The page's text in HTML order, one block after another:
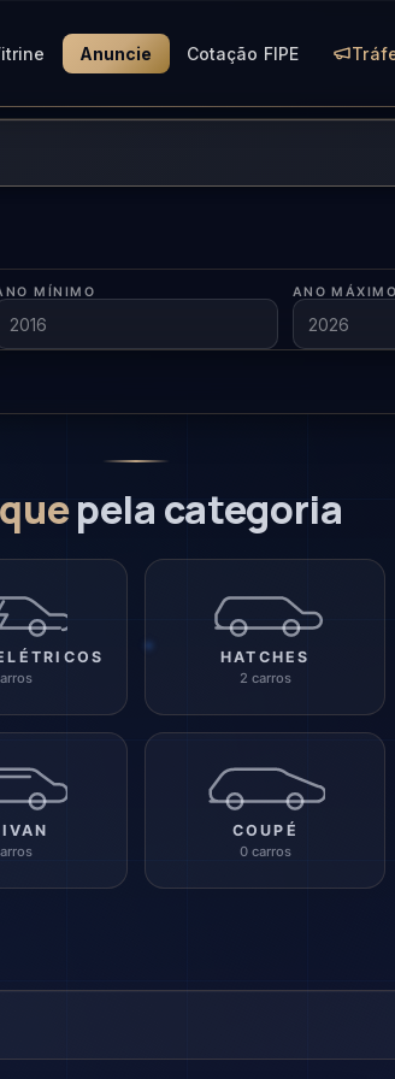
Anuncie Cotação FIPE
MÍNIMO ANO MÁXIMO
pela categoria
HATCHES
2 carros
COUPÉ
0 carros